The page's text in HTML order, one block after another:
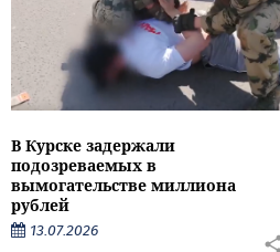
В Курске задержали
подозреваемых в
вымогательстве миллиона
рублей
13.07.2026